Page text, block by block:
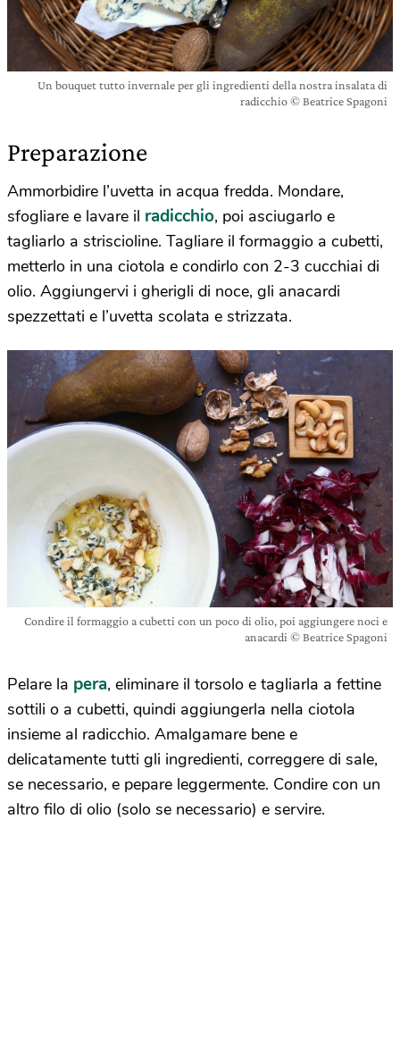
Un bouquet tutto invernale per gli ingredienti della nostra insalata di
radicchio © Beatrice Spagoni
Preparazione
Ammorbidire l’uvetta in acqua fredda. Mondare,
sfogliare e lavare il radicchio, poi asciugarlo e
tagliarlo a striscioline. Tagliare il formaggio a cubetti,
metterlo in una ciotola e condirlo con 2-3 cucchiai di
olio. Aggiungervi i gherigli di noce, gli anacardi
spezzettati e l’uvetta scolata e strizzata.
Condire il formaggio a cubetti con un poco di olio, poi aggiungere noci e
anacardi © Beatrice Spagoni
Pelare la pera, eliminare il torsolo e tagliarla a fettine
sottili o a cubetti, quindi aggiungerla nella ciotola
insieme al radicchio. Amalgamare bene e
delicatamente tutti gli ingredienti, correggere di sale,
se necessario, e pepare leggermente. Condire con un
altro filo di olio (solo se necessario) e servire.